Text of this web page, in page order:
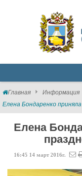
Главная Информация
Елена Бондаренко
Елена
16:45 14 март 2016г.